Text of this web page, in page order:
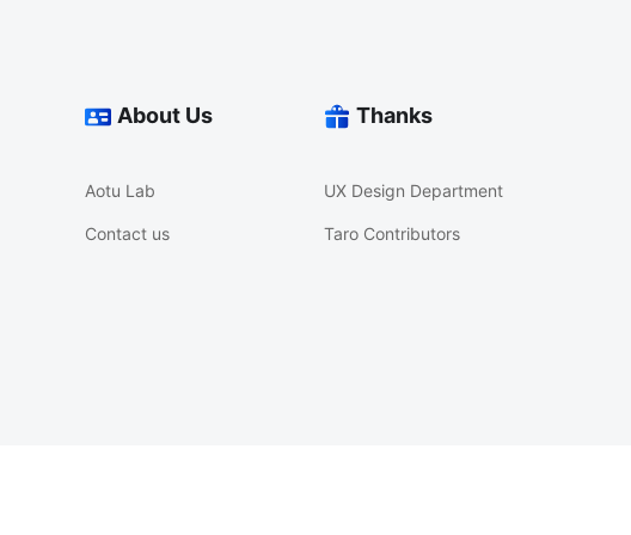
About Us
Aotu Lab
Contact us
Thanks
UX Design Department
Taro Contributors